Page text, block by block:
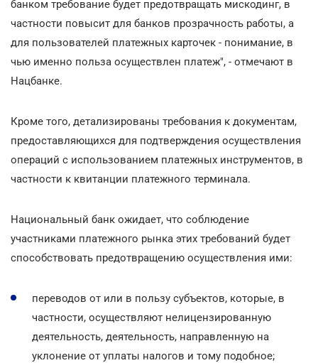
банком требование будет предотвращать мискодинг, в
частности повысит для банков прозрачность работы, а
для пользователей платежных карточек - понимание, в
чью именно польза осуществлен платеж", - отмечают в
Нацбанке.
Кроме того, детализированы требования к документам,
предоставляющихся для подтверждения осуществления
операций с использованием платежных инструментов, в
частности к квитанции платежного терминала.
Национальный банк ожидает, что соблюдение
участниками платежного рынка этих требований будет
способствовать предотвращению осуществления ими:
переводов от или в пользу субъектов, которые, в
частности, осуществляют нелицензированную
деятельность, деятельность, направленную на
уклонение от уплаты налогов и тому подобное;